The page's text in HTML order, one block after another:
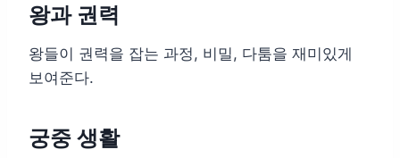
왕과 권력
왕들이 권력을 잡는 과정, 비밀, 다툼을 재미있게
보여준다.
궁중 생활